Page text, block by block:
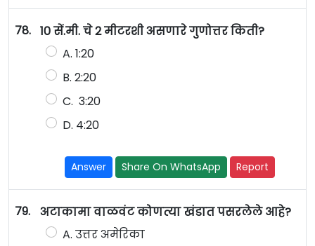
78. 10 सें.मी. चे 2 मीटरशी असणारे गुणोत्तर किती?
A. 1:20
B. 2:20
C. 3:20
D. 4:20
Answer Share On WhatsApp Report
79.
अटाकामा वाळवंट कोणत्या खंडात पसरलेले आहे?
A. उत्तर अमेरिका